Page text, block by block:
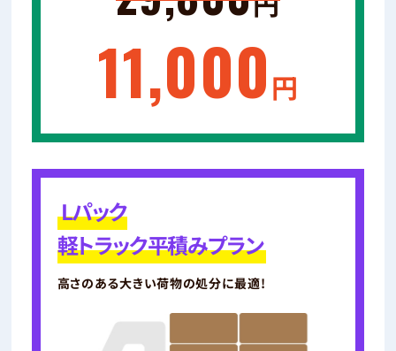
11,000円
Lパック
軽トラック平積みプラン
高さのある大きい荷物の処分に最適!